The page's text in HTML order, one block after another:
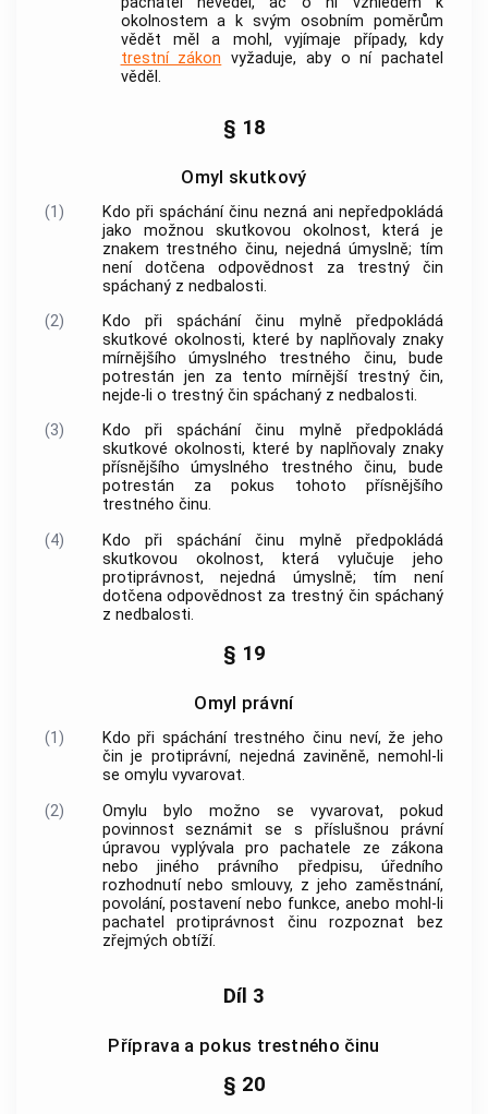
okolnostem a k svým osobním poměrům
vědět měl a mohl, vyjímaje případy, kdy
trestní zákon vyžaduje, aby o ní pachatel
věděl.
§ 18
Omyl skutkový
(1)
Kdo při spáchání činu nezná ani nepředpokládá
jako možnou skutkovou okolnost, která je
znakem trestného činu, nejedná úmyslně; tím
není dotčena odpovědnost za trestný čin
spáchaný z nedbalosti.
(2)
Kdo při spáchání činu mylně předpokládá
skutkové okolnosti, které by naplňovaly znaky
mírnějšího úmyslného trestného činu, bude
potrestán jen za tento mírnější trestný čin,
nejde-li o trestný čin spáchaný z nedbalosti.
(3)
Kdo při spáchání činu mylně předpokládá
skutkové okolnosti, které by naplňovaly znaky
přísnějšího úmyslného trestného činu, bude
potrestán za pokus tohoto přísnějšího
trestného činu.
(4)
Kdo při spáchání činu mylně předpokládá
skutkovou okolnost, která vylučuje jeho
protiprávnost, nejedná úmyslně; tím není
dotčena odpovědnost za trestný čin spáchaný
z nedbalosti.
§ 19
Omyl právní
(1) Kdo při spáchání trestného činu neví, že jeho
čin je protiprávní, nejedná zaviněně, nemohl-li
se omylu vyvarovat.
(2)
Omylu bylo možno se vyvarovat, pokud
povinnost seznámit se s příslušnou právní
úpravou vyplývala pro pachatele ze zákona
nebo jiného právního předpisu, úředního
rozhodnutí nebo smlouvy, z jeho zaměstnání,
povolání, postavení nebo funkce, anebo mohl-li
pachatel protiprávnost činu rozpoznat bez
zřejmých obtíží.
Díl 3
Příprava a pokus trestného činu
§ 20